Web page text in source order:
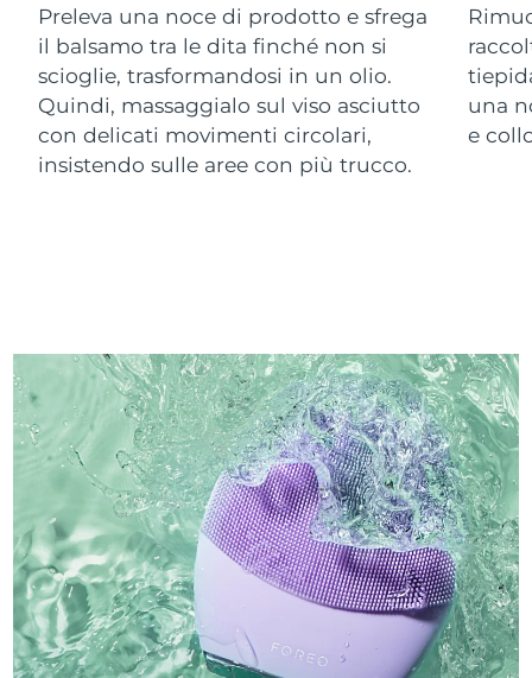
Preleva una noce di prodotto e sfrega
il balsamo tra le dita finché non si
scioglie, trasformandosi in un olio.
Quindi, massaggialo sul viso asciutto
con delicati movimenti circolari,
insistendo sulle aree con più trucco.
una
e